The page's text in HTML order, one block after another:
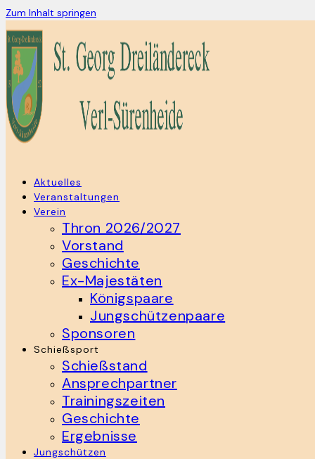
Zum Inhalt springen
Aktuelles
Veranstaltungen
Verein
Thron 2026/2027
Vorstand
Geschichte
Ex-Majestäten
Königspaare
Jungschützenpaare
Sponsoren
Schießsport
Schießstand
Ansprechpartner
Trainingszeiten
Geschichte
Ergebnisse
Jungschützen